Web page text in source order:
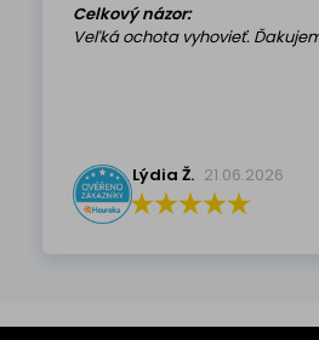
Celkový názor:
Veľká ochota vyhovieť.
Lýdia Ž. 21.06.2026